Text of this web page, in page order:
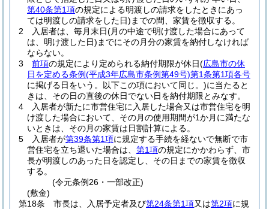
第40条第1項の規定による明渡しの請求をしたときにあっ
ては明渡しの請求をした日) までの間、家賃を徴収する。
2
入居者は、毎月末日(月の中途で明け渡した場合にあって
は、明け渡した日) までにその月分の家賃を納付しなければ
ならない。
3
前項の規定により定められる納付期限が休日(広島市の休
日を定める条例(平成3年広島市条例第49号)第1条第1項各号
に掲げる日をいう。以下この項において同じ。)に当たると
きは、その日の直後の休日でない日を納付期限とみなす。
4
入居者が新たに市営住宅に入居した場合又は市営住宅を明
け渡した場合において、その月の使用期間が1か月に満たな
いときは、その月の家賃は日割計算による。
5
入居者が第39条第1項に規定する手続を経ないで無断で市
営住宅を立ち退いた場合は、 第1項の規定にかかわらず、市
長が明渡しのあった日を認定し、その日までの家賃を徴収
する。
(令元条例26・一部改正)
(敷金)
第18条
市長は、入居予定者及び第24条第1項又は第2項に規